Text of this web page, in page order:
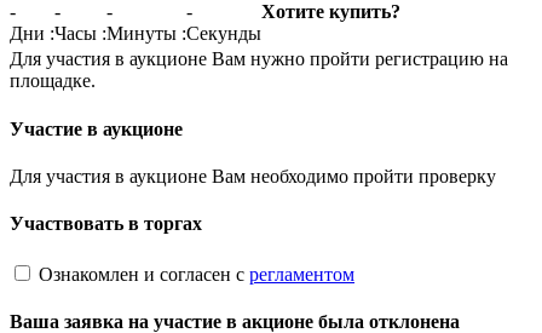
-
Дни :
-
Часы :
-
Минуты :
-
Секунды
Хотите купить?
Для участия в аукционе Вам нужно пройти регистрацию на
площадке.
Участие в аукционе
Для участия в аукционе Вам необходимо пройти проверку
Участвовать в торгах
Ознакомлен и согласен с регламентом
Ваша заявка на участие в акционе была отклонена